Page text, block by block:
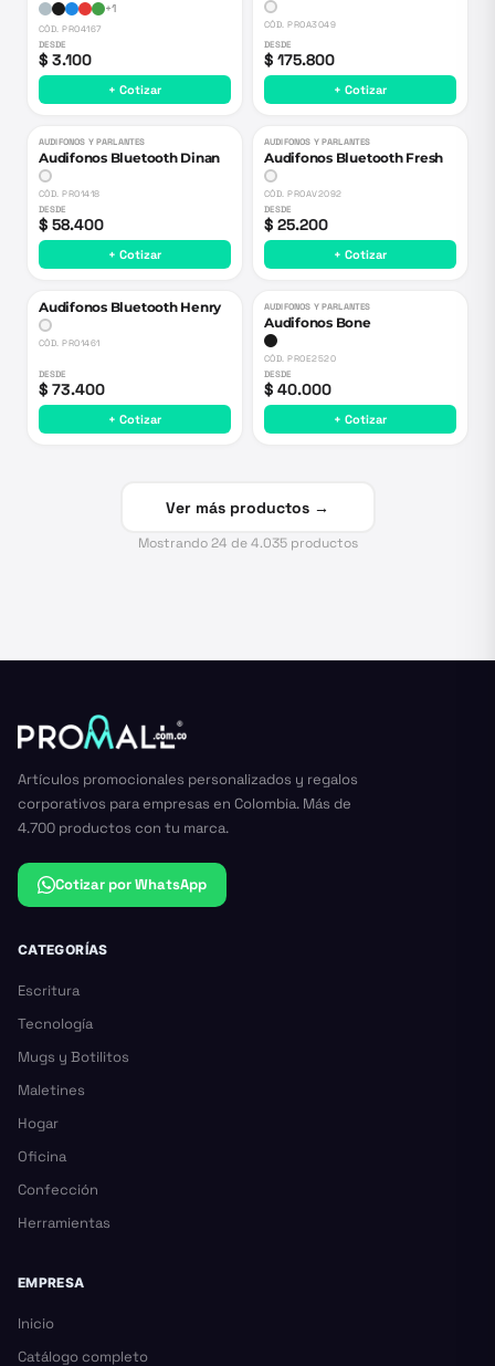
+1
CÓD.PRO4167
DESDE
$ 3.100
+ Cotizar
CÓD.PROA3049
DESDE
$ 175.800
+ Cotizar
AUDIFONOS Y PARLANTES
Audifonos Bluetooth Dinan
CÓD.PRO1418
DESDE
$ 58.400
+ Cotizar
AUDIFONOS Y PARLANTES
Audifonos Bluetooth Fresh
CÓD.PROAV2092
DESDE
$ 25.200
+ Cotizar
Audifonos Bluetooth Henry
CÓD.PRO1461
DESDE
$ 73.400
+ Cotizar
AUDIFONOS Y PARLANTES
Audifonos Bone
CÓD.PROE2520
DESDE
$ 40.000
+ Cotizar
Ver más productos →
Mostrando24 de4.035productos
Artículos promocionales personalizados y regalos
corporativos para empresas en Colombia. Más de
4.700 productos con tu marca.
Cotizar por WhatsApp
CATEGORÍAS
Escritura
Tecnología
Mugs y Botilitos
Maletines
Hogar
Oficina
Confección
Herramientas
EMPRESA
Inicio
Catálogo completo